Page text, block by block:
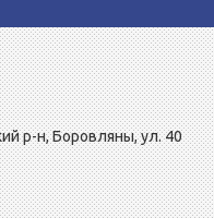
р-н, Боровляны, ул. 40